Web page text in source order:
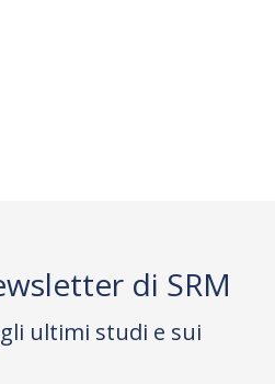
di SRM
ultimi studi e sui